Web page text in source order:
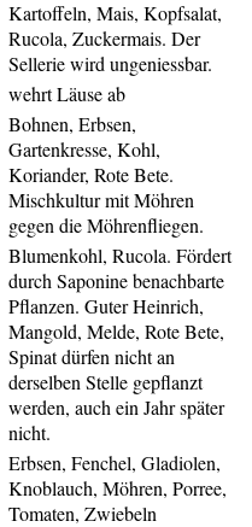
Kartoffeln, Mais, Kopfsalat,
Rucola, Zuckermais. Der
Sellerie wird ungeniessbar.
wehrt Läuse ab
Bohnen, Erbsen,
Gartenkresse, Kohl,
Koriander, Rote Bete.
Mischkultur mit Möhren
gegen die Möhrenfliegen.
Blumenkohl, Rucola. Fördert
durch Saponine benachbarte
Pflanzen. Guter Heinrich,
Mangold, Melde, Rote Bete,
Spinat dürfen nicht an
derselben Stelle gepflanzt
werden, auch ein Jahr später
nicht.
Erbsen, Fenchel, Gladiolen,
Knoblauch, Möhren, Porree,
Tomaten, Zwiebeln